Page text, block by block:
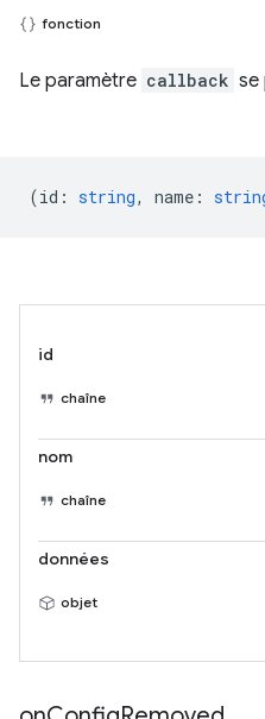
fonction
Le paramètre callback se
(id : string, name :
id
chaîne
nom
chaîne
données
objet